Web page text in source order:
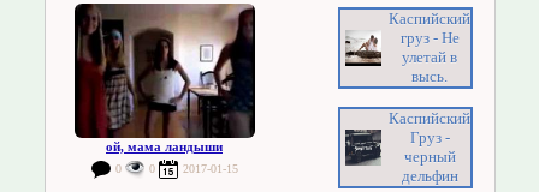
ой, мама ландыши
0 0 2017-01-15
Каспийский
груз - Не
улетай в
высь.
Каспийский
Груз -
черный
дельфин